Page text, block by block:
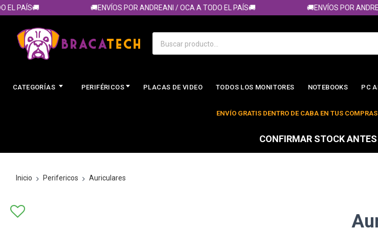
PAÍS🚚 🚚ENVÍOS POR ANDREANI / OCA A TODO EL PAÍS🚚 🚚ENVÍOS POR
CATEGORÍAS PERIFÉRICOS PLACAS DE VIDEO TODOS LOS MONITORES NOTEBOOKS PC
ENVÍO GRATIS DENTRO DE CABA EN TUS
CONFIRMAR STOCK
Inicio Perifericos Auriculares